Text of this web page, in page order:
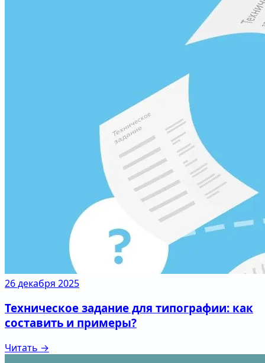
26 декабря 2025
Техническое задание для типографии: как
составить и примеры?
Читать →